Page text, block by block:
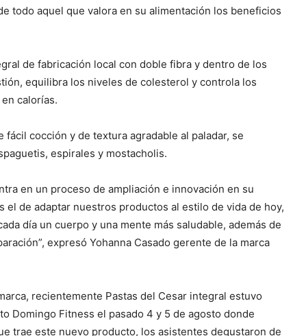
todo aquel que valora en su alimentación los beneficios
de fabricación local con doble fibra y dentro de los
equilibra los niveles de colesterol y controla los
calorías.
fácil cocción y de textura agradable al paladar, se
espirales y mostacholis.
en un proceso de ampliación e innovación en su
de adaptar nuestros productos al estilo de vida de hoy,
día un cuerpo y una mente más saludable, además de
expresó Yohanna Casado gerente de la marca
recientemente Pastas del Cesar integral estuvo
Domingo Fitness el pasado 4 y 5 de agosto donde
trae este nuevo producto, los asistentes degustaron de